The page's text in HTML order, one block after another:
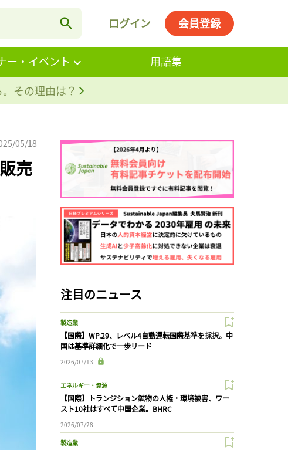
ログイン 会員登録
ー・イベント
用語集
その理由は？
05/18
売
注目のニュース
製造業
【国際】WP.29、レベル4自動運転国際基準を採択。中
国は基準詳細化で一歩リード
2026/07/13
エネルギー・資源
【国際】トランジション鉱物の人権・環境被害、ワー
スト10社はすべて中国企業。BHRC
2026/07/28
製造業